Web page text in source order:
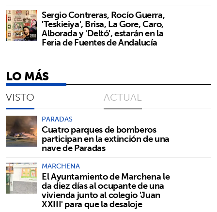
Sergio Contreras, Rocío Guerra,
'Teskieiya', Brisa, La Gore, Caro,
Alborada y 'Deltó', estarán en la
Feria de Fuentes de Andalucía
LO MÁS
VISTO ACTUAL
PARADAS
Cuatro parques de bomberos
participan en la extinción de una
nave de Paradas
MARCHENA
El Ayuntamiento de Marchena le
da diez días al ocupante de una
vivienda junto al colegio 'Juan
XXIII' para que la desaloje